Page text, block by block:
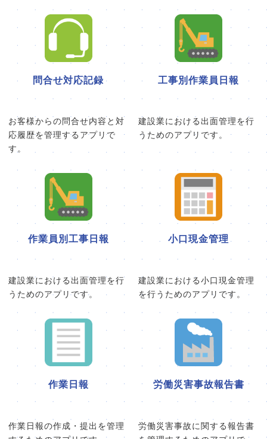
問合せ対応記録
お客様からの問合せ内容と対
応履歴を管理するアプリで
す。
工事別作業員日報
建設業における出面管理を行
うためのアプリです。
作業員別工事日報
建設業における出面管理を行
うためのアプリです。
小口現金管理
建設業における小口現金管理
を行うためのアプリです。
作業日報
作業日報の作成・提出を管理
労働災害事故報告書
労働災害事故に関する報告書